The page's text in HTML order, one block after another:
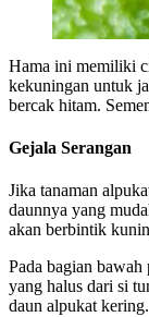
Hama ini memiliki
kekuningan untuk
bercak hitam.
Gejala Serangan
Jika tanaman
daunnya yang
akan berbintik
Pada bagian bawah
yang halus dari si
daun alpukat kering.